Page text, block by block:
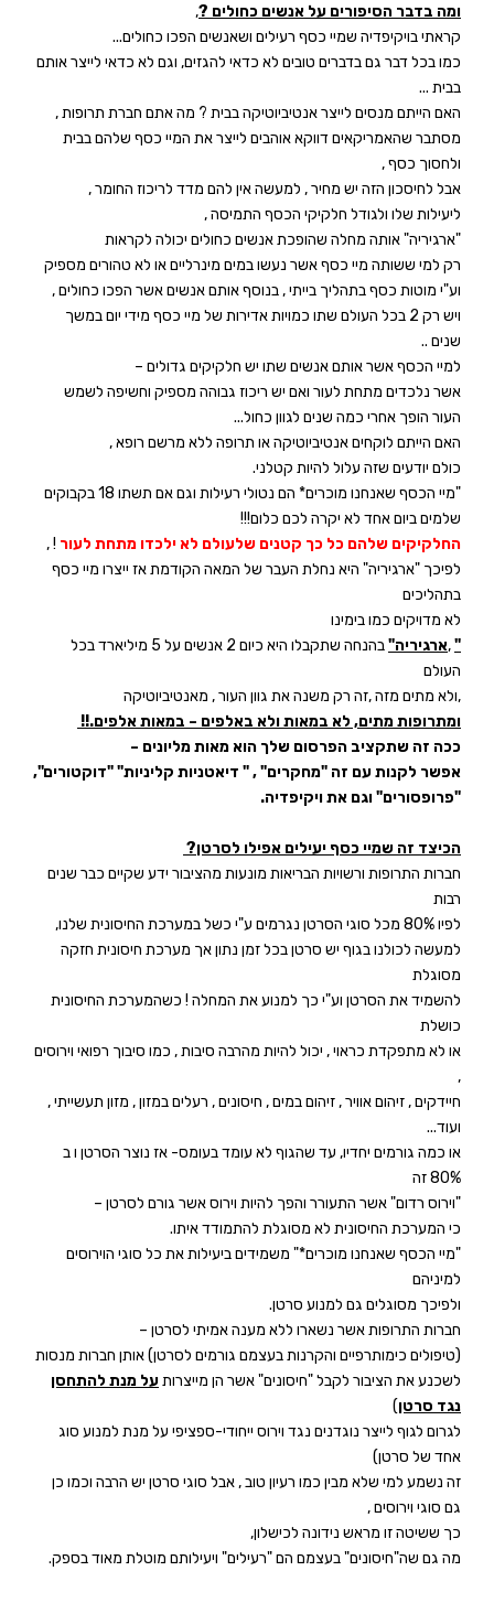
ומה בדבר הסיפורים על אנשים כחולים ?
,
קראתי בויקיפדיה שמיי כסף רעילים ושאנשים הפכו כחולים...
כמו בכל דבר גם בדברים טובים לא כדאי להגזים, וגם לא כדאי לייצר אותם
בבית ...
האם הייתם מנסים לייצר אנטיביוטיקה בבית ? מה אתם חברת תרופות ,
מסתבר שהאמריקאים דווקא אוהבים לייצר את המיי כסף שלהם בבית
ולחסוך כסף ,
אבל לחיסכון הזה יש מחיר , למעשה אין להם מדד לריכוז החומר ,
ליעילות שלו ולגודל חלקיקי הכסף התמיסה ,
"ארגיריה" אותה מחלה שהופכת אנשים כחולים יכולה לקראות
רק למי ששותה מיי כסף אשר נעשו במים מינרליים או לא טהורים מספיק
וע"י מוטות כסף בתהליך בייתי , בנוסף אותם אנשים אשר הפכו כחולים ,
ויש רק 2 בכל העולם שתו כמויות אדירות של מיי כסף מידי יום במשך
שנים ..
למיי הכסף אשר אותם אנשים שתו יש חלקיקים גדולים –
אשר נלכדים מתחת לעור ואם יש ריכוז גבוהה מספיק וחשיפה לשמש
העור הופך אחרי כמה שנים לגוון כחול...
האם הייתם לוקחים אנטיביוטיקה או תרופה ללא מרשם רופא ,
כולם יודעים שזה עלול להיות קטלני.
"מיי הכסף שאנחנו מוכרים* הם נטולי רעילות וגם אם תשתו 18 בקבוקים
שלמים ביום אחד לא יקרה לכם כלום!!!
החלקיקים שלהם כל כך קטנים שלעולם לא ילכדו מתחת לעור ! ,
לפיכך "ארגיריה" היא נחלת העבר של המאה הקודמת אז ייצרו מיי כסף
בתהליכים
לא מדויקים כמו בימינו
," ארגיריה"
בהנחה שתקבלו היא כיום 2 אנשים על 5 מיליארד בכל
העולם
,ולא מתים מזה ,זה רק משנה את גוון העור , מאנטיביוטיקה
ומתרופות מתים, לא במאות ולא באלפים – במאות אלפים!!.
ככה זה שתקציב הפרסום שלך הוא מאות מליונים –
אפשר לקנות עם זה "מחקרים" , " דיאטניות קליניות" "דוקטורים",
"פרופסורים" וגם את ויקיפדיה.
הכיצד זה שמיי כסף יעילים אפילו לסרטן?
חברות התרופות ורשויות הבריאות מונעות מהציבור ידע שקיים כבר שנים
רבות
לפיו 80% מכל סוגי הסרטן נגרמים ע"י כשל במערכת החיסונית שלנו,
למעשה לכולנו בגוף יש סרטן בכל זמן נתון אך מערכת חיסונית חזקה
מסוגלת
להשמיד את הסרטן וע"י כך למנוע את המחלה ! כשהמערכת החיסונית
כושלת
או לא מתפקדת כראוי , יכול להיות מהרבה סיבות , כמו סיבוך רפואי וירוסים
,
חיידקים , זיהום אוויר , זיהום במים , חיסונים , רעלים במזון , מזון תעשייתי ,
ועוד...
או כמה גורמים יחדיו, עד שהגוף לא עומד בעומס- אז נוצר הסרטן ו ב
80% זה
"וירוס רדום" אשר התעורר והפך להיות וירוס אשר גורם לסרטן –
כי המערכת החיסונית לא מסוגלת להתמודד איתו.
"מיי הכסף שאנחנו מוכרים*" משמידים ביעילות את כל סוגי הוירוסים
למיניהם
ולפיכך מסוגלים גם למנוע סרטן.
חברות התרופות אשר נשארו ללא מענה אמיתי לסרטן –
(טיפולים כימותרפיים והקרנות בעצמם גורמים לסרטן) אותן חברות מנסות
לשכנע את הציבור לקבל "חיסונים" אשר הן מייצרותעל מנת להתחסן
נגד סרטן(
לגרום לגוף לייצר נוגדנים נגד וירוס ייחודי-ספציפי על מנת למנוע סוג
אחד של סרטן)
זה נשמע למי שלא מבין כמו רעיון טוב , אבל סוגי סרטן יש הרבה וכמו כן
גם סוגי וירוסים ,
כך ששיטה זו מראש נידונה לכישלון,
מה גם שה"חיסונים" בעצמם הם "רעילים" ויעילותם מוטלת מאוד בספק.